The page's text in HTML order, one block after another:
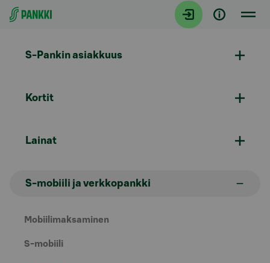
Siirry suoraan sisältöön
S-Pankin asiakkuus
Kortit
Lainat
S-mobiili ja verkkopankki
Mobiilimaksaminen
S-mobiili